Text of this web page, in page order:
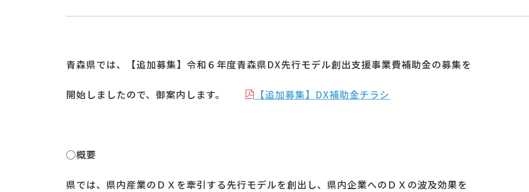
青森県では、【追加募集】令和６年度青森県DX先行モデル創出支援事業費補助金の募集を
開始しましたので、御案内します。 【追加募集】DX補助金チラシ
◯概要
県では、県内産業のＤＸを牽引する先行モデルを創出し、県内企業へのＤＸの波及効果を